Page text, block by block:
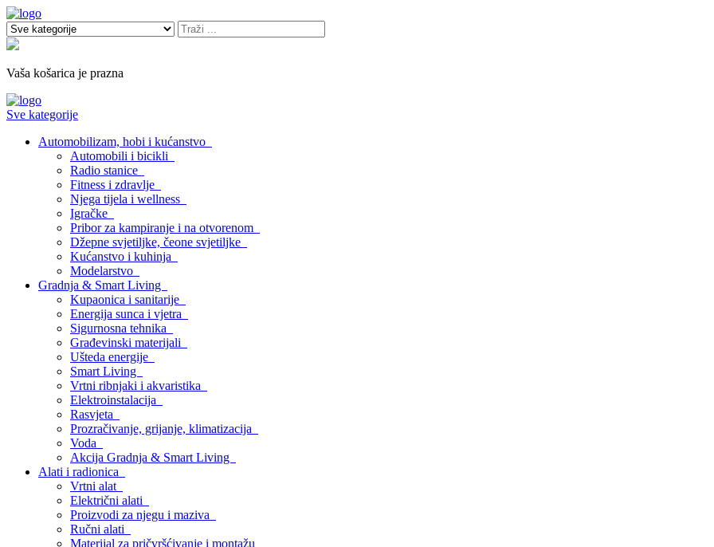
Vaša košarica je prazna
Sve kategorije
Automobilizam, hobi i kućanstvo
Automobili i bicikli
Radio stanice
Fitness i zdravlje
Njega tijela i wellness
Igračke
Pribor za kampiranje i na otvorenom
Džepne svjetiljke, čeone svjetiljke
Kućanstvo i kuhinja
Modelarstvo
Gradnja & Smart Living
Kupaonica i sanitarije
Energija sunca i vjetra
Sigurnosna tehnika
Građevinski materijali
Ušteda energije
Smart Living
Vrtni ribnjaki i akvaristika
Elektroinstalacija
Rasvjeta
Prozračivanje, grijanje, klimatizacija
Voda
Akcija Gradnja & Smart Living
Alati i radionica
Vrtni alat
Električni alati
Proizvodi za njegu i maziva
Ručni alati
Materijal za pričvršćivanje i montažu